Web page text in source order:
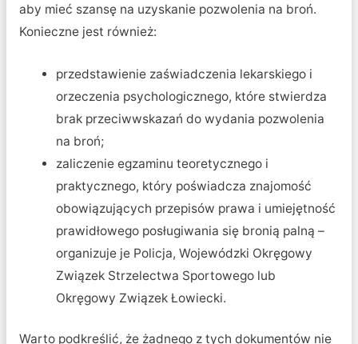
aby mieć szansę na uzyskanie pozwolenia na broń.
Konieczne jest również:
przedstawienie zaświadczenia lekarskiego i
orzeczenia psychologicznego, które stwierdza
brak przeciwwskazań do wydania pozwolenia
na broń;
zaliczenie egzaminu teoretycznego i
praktycznego, który poświadcza znajomość
obowiązujących przepisów prawa i umiejętność
prawidłowego posługiwania się bronią palną –
organizuje je Policja, Wojewódzki Okręgowy
Związek Strzelectwa Sportowego lub
Okręgowy Związek Łowiecki.
Warto podkreślić, że żadnego z tych dokumentów nie